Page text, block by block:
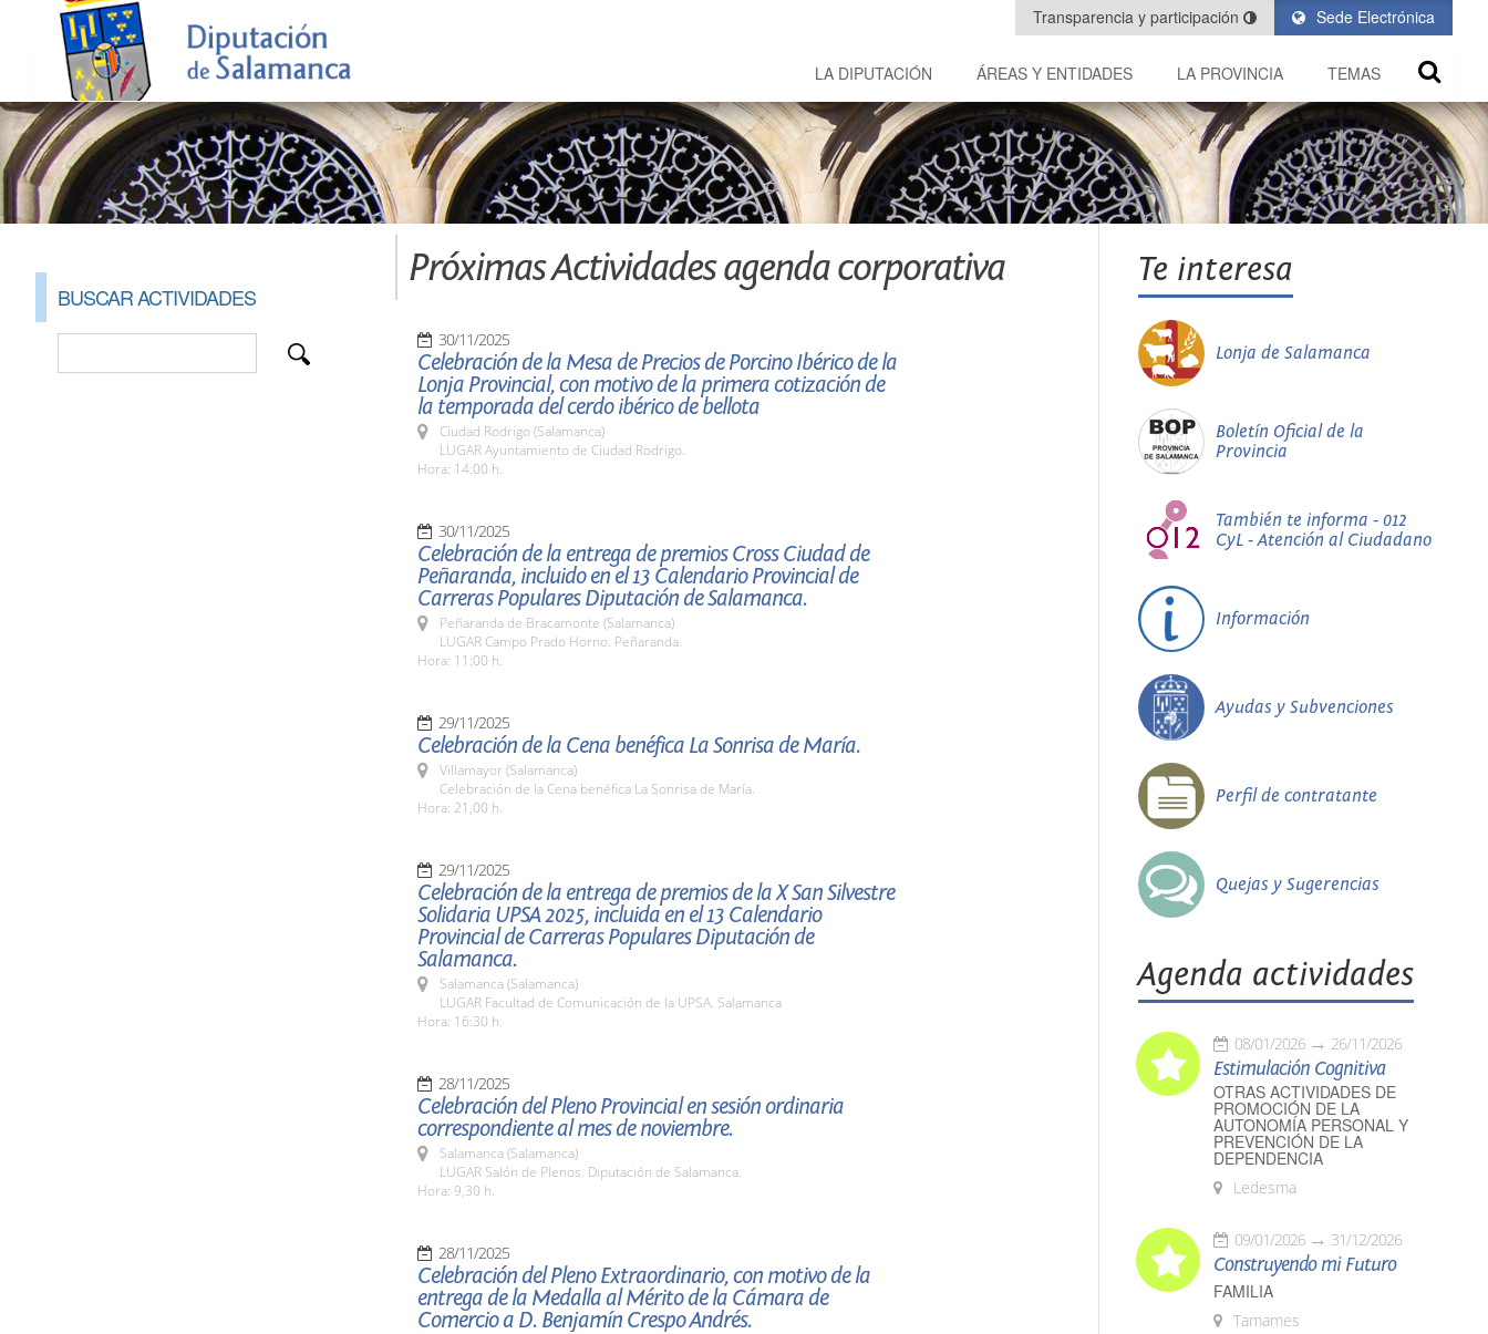
Sede Electrónica
Transparencia y participación
LA DIPUTACIÓN ÁREAS Y ENTIDADES LA PROVINCIA TEMAS
BUSCAR ACTIVIDADES
Próximas Actividades agenda corporativa
30/11/2025
Celebración de la Mesa de Precios de Porcino Ibérico de la
Lonja Provincial, con motivo de la primera cotización de
la temporada del cerdo ibérico de bellota
Ciudad Rodrigo (Salamanca)
LUGAR Ayuntamiento de Ciudad Rodrigo.
Hora: 14:00 h.
30/11/2025
Celebración de la entrega de premios Cross Ciudad de
Peñaranda, incluido en el 13 Calendario Provincial de
Carreras Populares Diputación de Salamanca.
Peñaranda de Bracamonte (Salamanca)
LUGAR Campo Prado Horno. Peñaranda.
Hora: 11:00 h.
29/11/2025
Celebración de la Cena benéfica La Sonrisa de María.
Villamayor (Salamanca)
Celebración de la Cena benéfica La Sonrisa de María.
Hora: 21,00 h.
29/11/2025
Celebración de la entrega de premios de la X San Silvestre
Solidaria UPSA 2025, incluida en el 13 Calendario
Provincial de Carreras Populares Diputación de
Salamanca.
Salamanca (Salamanca)
LUGAR Facultad de Comunicación de la UPSA. Salamanca
Hora: 16:30 h.
28/11/2025
Celebración del Pleno Provincial en sesión ordinaria
correspondiente al mes de noviembre.
Salamanca (Salamanca)
LUGAR Salón de Plenos. Diputación de Salamanca.
Hora: 9,30 h.
28/11/2025
Celebración del Pleno Extraordinario, con motivo de la
entrega de la Medalla al Mérito de la Cámara de
Comercio a D. Benjamín Crespo Andrés.
Te interesa
Lonja de Salamanca
Boletín Oficial de la
Provincia
También te informa - 012
CyL - Atención al Ciudadano
Información
Ayudas y Subvenciones
Perfil de contratante
Quejas y Sugerencias
Agenda actividades
08/01/2026 26/11/2026
Estimulación Cognitiva
OTRAS ACTIVIDADES DE
PROMOCIÓN DE LA
AUTONOMÍA PERSONAL Y
PREVENCIÓN DE LA
DEPENDENCIA
Ledesma
09/01/2026 31/12/2026
Construyendo mi Futuro
FAMILIA
Tamames